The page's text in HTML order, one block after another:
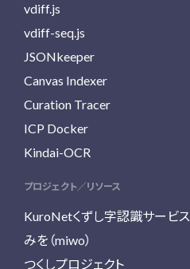
vdiff.js
vdiff-seq.js
JSONkeeper
Canvas Indexer
Curation Tracer
ICP Docker
Kindai-OCR
プロジェクト／リソース
KuroNetくずし字認識サービス
みを（miwo）
つくしプロジェクト